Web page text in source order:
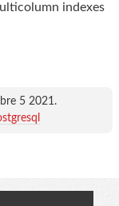
indexes
5 2021.